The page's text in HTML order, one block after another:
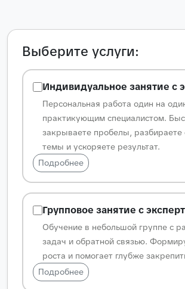
Выберите услуги:
Индивидуальное занятие с
Персональная работа один на
практикующим специалистом.
закрываете пробелы,
темы и ускоряете результат.
Подробнее
Групповое занятие с
Обучение в небольшой группе с
задач и обратной связью.
роста и помогает глубже
Подробнее